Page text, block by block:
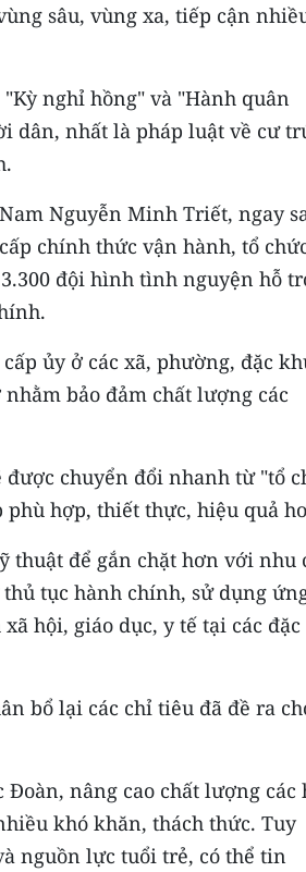
sâu, vùng xa, tiếp cận
nghỉ hồng" và "Hành quân
dân, nhất là pháp luật về cư
Nguyễn Minh Triết, ngay
chính thức vận hành, tổ
đội hình tình nguyện hỗ
ủy ở các xã, phường, đặc
bảo đảm chất lượng các
chuyển đổi nhanh từ "tổ
phù hợp, thiết thực, hiệu quả
thuật để gắn chặt hơn với nhu
tục hành chính, sử dụng
hội, giáo dục, y tế tại các đặc
bổ lại các chỉ tiêu đã đề ra
nâng cao chất lượng các
khó khăn, thách thức. Tuy
nguồn lực tuổi trẻ, có thể tin